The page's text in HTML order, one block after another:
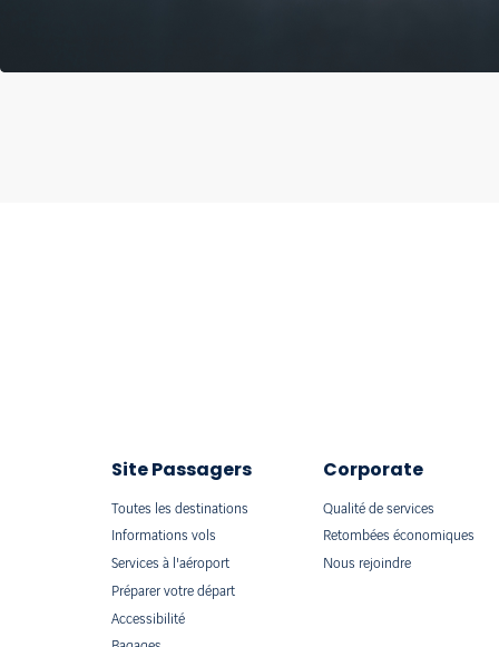
Site Passagers
Toutes les destinations
Informations vols
Services à l'aéroport
Préparer votre départ
Accessibilité
Corporate
Qualité de services
Retombées économiques
Nous rejoindre